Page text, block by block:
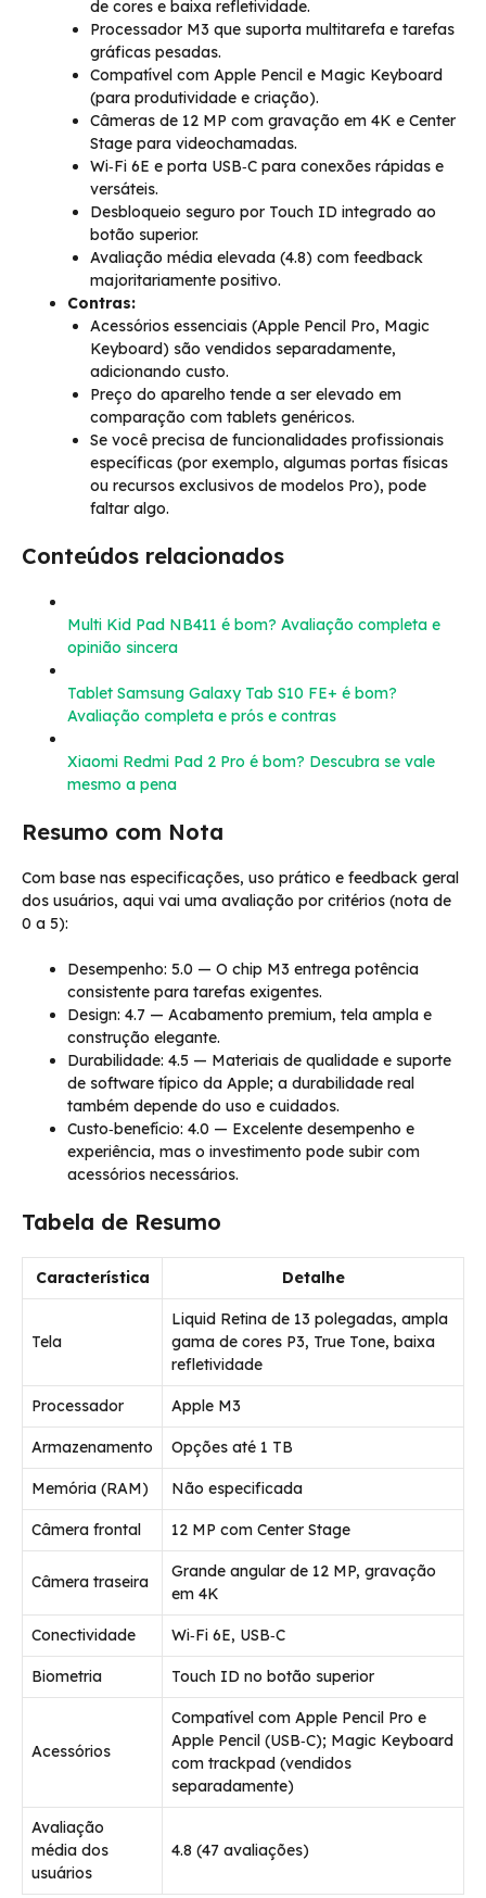
de cores e baixa refletividade.
Processador M3 que suporta multitarefa e tarefas
gráficas pesadas.
Compatível com Apple Pencil e Magic Keyboard
(para produtividade e criação).
Câmeras de 12 MP com gravação em 4K e Center
Stage para videochamadas.
Wi‑Fi 6E e porta USB‑C para conexões rápidas e
versáteis.
Desbloqueio seguro por Touch ID integrado ao
botão superior.
Avaliação média elevada (4.8) com feedback
majoritariamente positivo.
Contras:
Acessórios essenciais (Apple Pencil Pro, Magic
Keyboard) são vendidos separadamente,
adicionando custo.
Preço do aparelho tende a ser elevado em
comparação com tablets genéricos.
Se você precisa de funcionalidades profissionais
específicas (por exemplo, algumas portas físicas
ou recursos exclusivos de modelos Pro), pode
faltar algo.
Conteúdos relacionados
Multi Kid Pad NB411 é bom? Avaliação completa e
opinião sincera
Tablet Samsung Galaxy Tab S10 FE+ é bom?
Avaliação completa e prós e contras
Xiaomi Redmi Pad 2 Pro é bom? Descubra se vale
mesmo a pena
Resumo com Nota
Com base nas especificações, uso prático e feedback geral
dos usuários, aqui vai uma avaliação por critérios (nota de
0 a 5):
Desempenho: 5.0 — O chip M3 entrega potência
consistente para tarefas exigentes.
Design: 4.7 — Acabamento premium, tela ampla e
construção elegante.
Durabilidade: 4.5 — Materiais de qualidade e suporte
de software típico da Apple; a durabilidade real
também depende do uso e cuidados.
Custo‑benefício: 4.0 — Excelente desempenho e
experiência, mas o investimento pode subir com
acessórios necessários.
Tabela de Resumo
Característica Detalhe
Tela
Liquid Retina de 13 polegadas, ampla
gama de cores P3, True Tone, baixa
refletividade
Processador Apple M3
Armazenamento Opções até 1 TB
Memória (RAM) Não especificada
Câmera frontal 12 MP com Center Stage
Câmera traseira
Grande angular de 12 MP, gravação
em 4K
Conectividade Wi‑Fi 6E, USB‑C
Biometria Touch ID no botão superior
Acessórios
Compatível com Apple Pencil Pro e
Apple Pencil (USB‑C); Magic Keyboard
com trackpad (vendidos
separadamente)
Avaliação
média dos
usuários
4.8 (47 avaliações)